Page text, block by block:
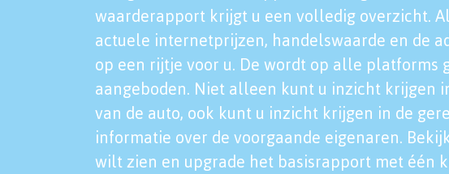
waarderapport krijgt u een volledig overzicht.
actuele internetprijzen, handelswaarde en de
op een rijtje voor u. De wordt op alle platforms
aangeboden. Niet alleen kunt u inzicht krijgen
van de auto, ook kunt u inzicht krijgen in de
informatie over de voorgaande eigenaren.
wilt zien en upgrade het basisrapport met één